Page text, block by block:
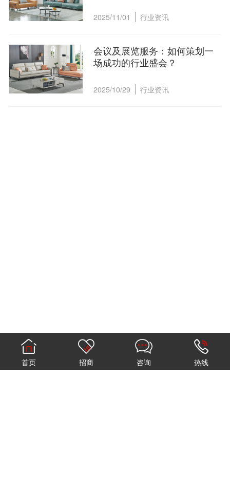
2025/11/01 行业资讯
会议及展览服务：如何策划一
场成功的行业盛会？
2025/10/29 行业资讯
首页 招商 咨询 热线